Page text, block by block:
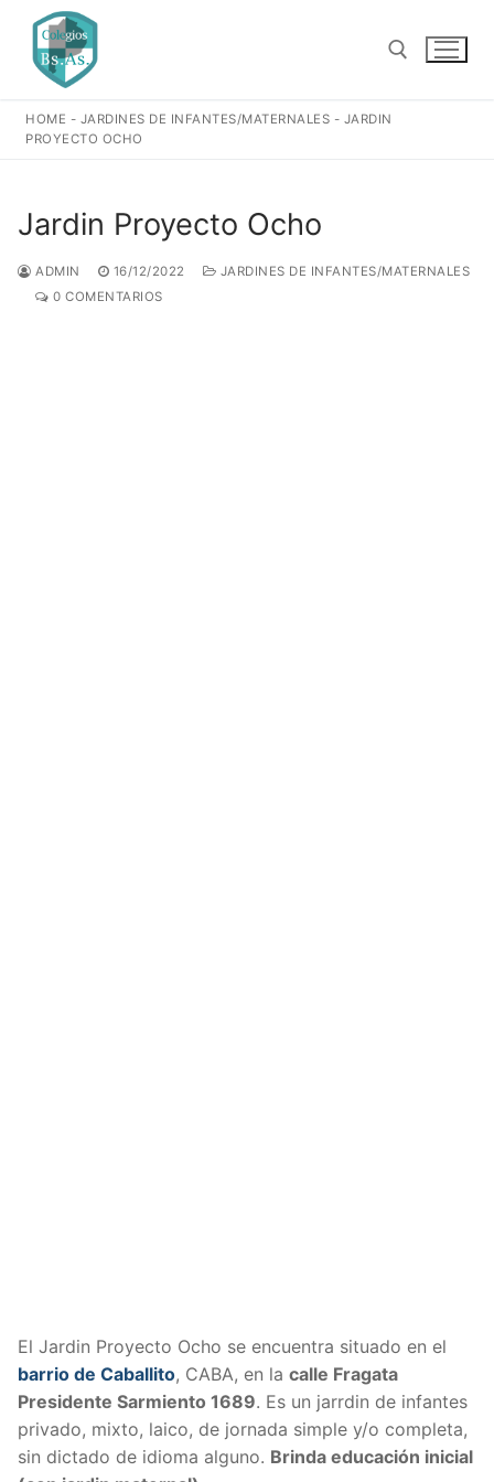
contenido
HOME - JARDINES DE INFANTES/MATERNALES - JARDIN
PROYECTO OCHO
Jardin Proyecto Ocho
ADMIN 16/12/2022
JARDINES DE INFANTES/MATERNALES
0 COMENTARIOS
El Jardin Proyecto Ocho se encuentra situado en el
barrio de Caballito, CABA, en la calle Fragata
Presidente Sarmiento 1689. Es un jarrdin de infantes
privado, mixto, laico, de jornada simple y/o completa,
sin dictado de idioma alguno. Brinda educación inicial